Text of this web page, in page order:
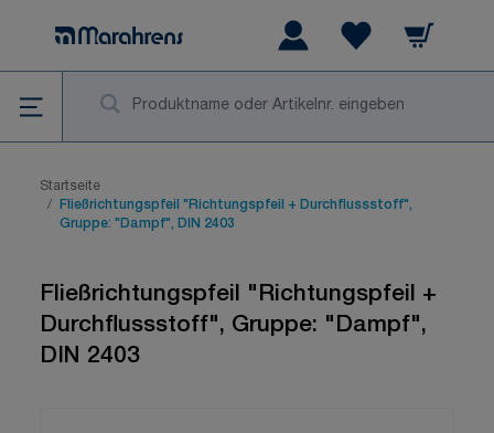
Warenkorb
Startseite
/
Fließrichtungspfeil "Richtungspfeil + Durchflussstoff",
Gruppe: "Dampf", DIN 2403
Fließrichtungspfeil "Richtungspfeil +
Durchflussstoff", Gruppe: "Dampf",
DIN 2403